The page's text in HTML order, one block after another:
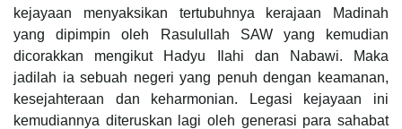
kejayaan menyaksikan tertubuhnya kerajaan Madinah
yang dipimpin oleh Rasulullah SAW yang kemudian
dicorakkan mengikut Hadyu Ilahi dan Nabawi. Maka
jadilah ia sebuah negeri yang penuh dengan keamanan,
kesejahteraan dan keharmonian. Legasi kejayaan ini
kemudiannya diteruskan lagi oleh generasi para sahabat